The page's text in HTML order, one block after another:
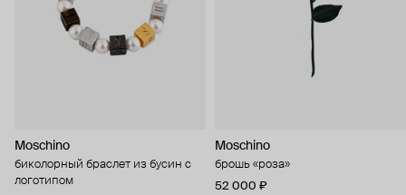
Moschino
биколорный браслет из бусин с
логотипом
Moschino
брошь «роза»
52 000 ₽